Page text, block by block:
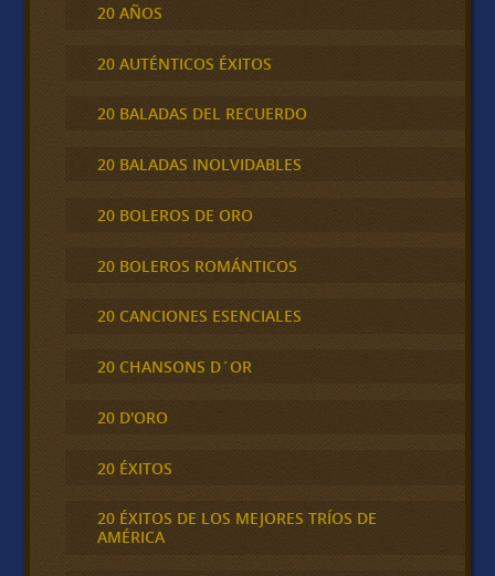
20 AÑOS
20 AUTÉNTICOS ÉXITOS
20 BALADAS DEL RECUERDO
20 BALADAS INOLVIDABLES
20 BOLEROS DE ORO
20 BOLEROS ROMÁNTICOS
20 CANCIONES ESENCIALES
20 CHANSONS D´OR
20 D'ORO
20 ÉXITOS
20 ÉXITOS DE LOS MEJORES TRÍOS DE
AMÉRICA